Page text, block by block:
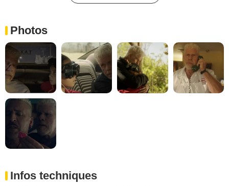
Photos
Infos techniques